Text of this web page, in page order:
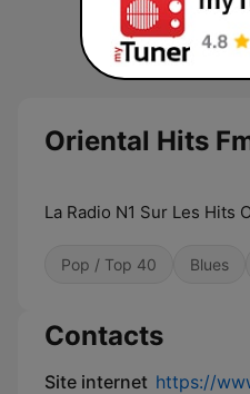
Oriental Hits
La Radio N1 Sur Les Hits
Pop / Top 40 Blues
Contacts
Site internet https://